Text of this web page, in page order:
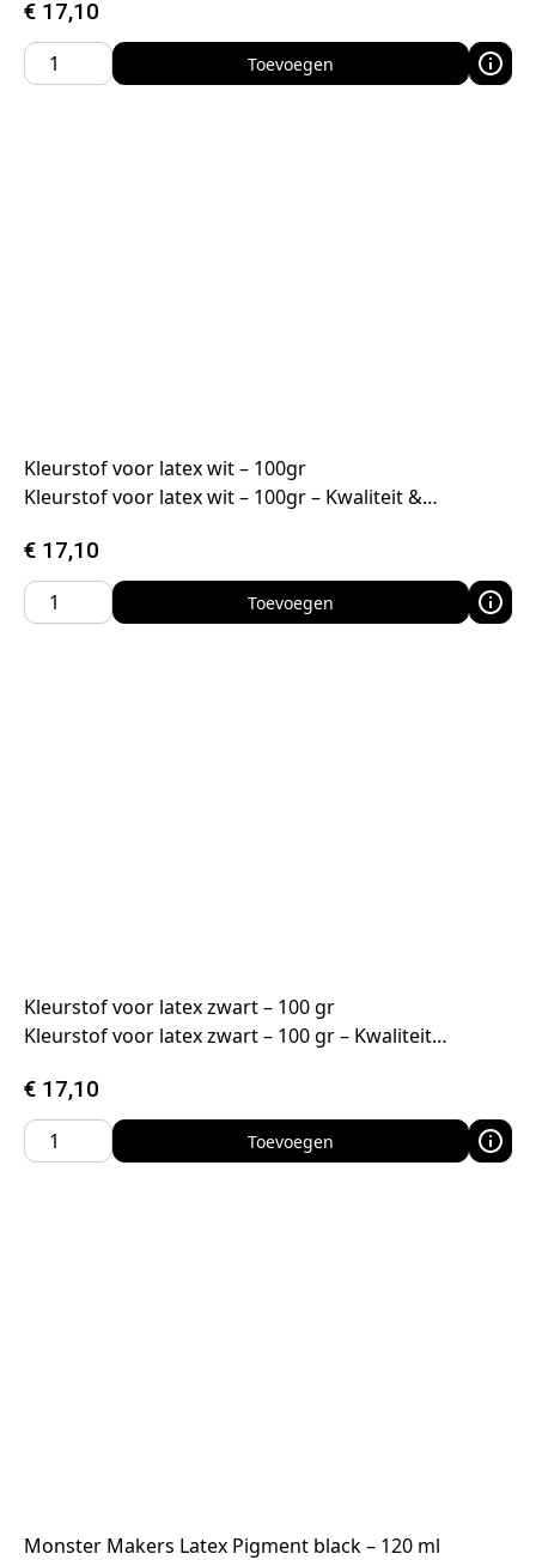
€ 17,10
Toevoegen
Kleurstof voor latex wit – 100gr
Kleurstof voor latex wit – 100gr – Kwaliteit &…
€ 17,10
Toevoegen
Kleurstof voor latex zwart – 100 gr
Kleurstof voor latex zwart – 100 gr – Kwaliteit…
€ 17,10
Toevoegen
Monster Makers Latex Pigment black – 120 ml